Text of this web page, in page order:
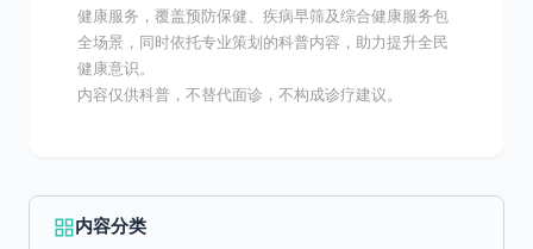
健康服务，覆盖预防保健、疾病早筛及综合健康服务包
全场景，同时依托专业策划的科普内容，助力提升全民
健康意识。
内容仅供科普，不替代面诊，不构成诊疗建议。
内容分类